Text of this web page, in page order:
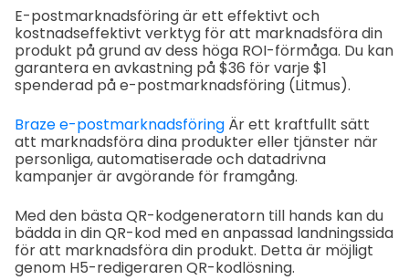
E-postmarknadsföring är ett effektivt och
kostnadseffektivt verktyg för att marknadsföra din
produkt på grund av dess höga ROI-förmåga. Du kan
garantera en avkastning på $36 för varje $1
spenderad på e-postmarknadsföring (Litmus).
Braze e-postmarknadsföring Är ett kraftfullt sätt
att marknadsföra dina produkter eller tjänster när
personliga, automatiserade och datadrivna
kampanjer är avgörande för framgång.
Med den bästa QR-kodgeneratorn till hands kan du
bädda in din QR-kod med en anpassad landningssida
för att marknadsföra din produkt. Detta är möjligt
genom H5-redigeraren QR-kodlösning.